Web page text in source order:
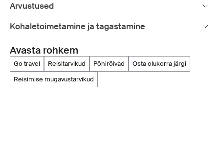
Arvustused
Kohaletoimetamine ja tagastamine
Avasta rohkem
go travel reisitarvikud põhirõivad
osta olukorra järgi
reisimise mugavustarvikud